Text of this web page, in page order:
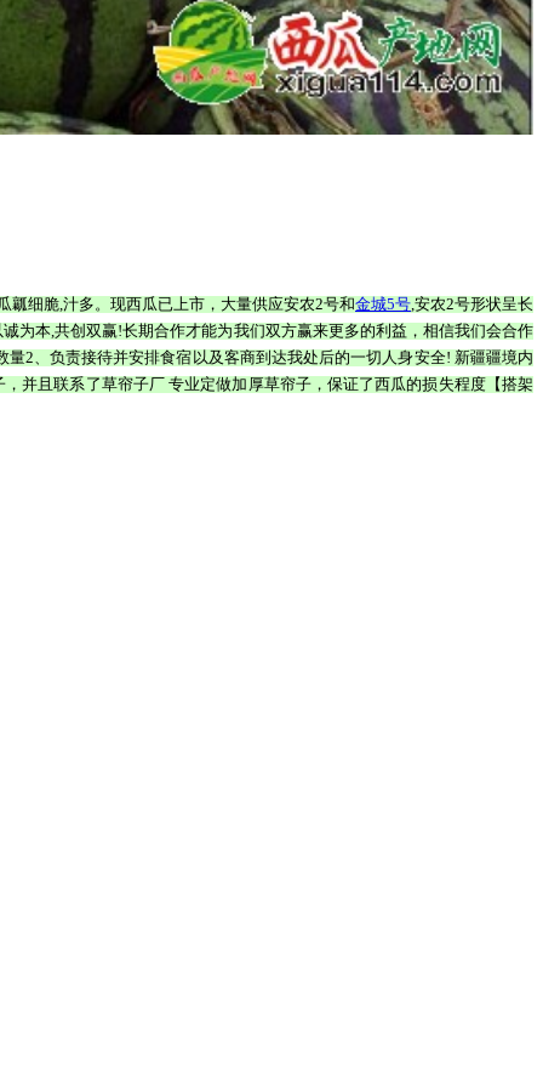
瓤细脆,汁多。现西瓜已上市，大量供应安农2号和金城5号,安农2号形状呈长
为本,共创双赢!长期合作才能为我们双方赢来更多的利益，相信我们会合作
2、负责接待并安排食宿以及客商到达我处后的一切人身安全! 新疆疆境内
并且联系了草帘子厂 专业定做加厚草帘子，保证了西瓜的损失程度【搭架